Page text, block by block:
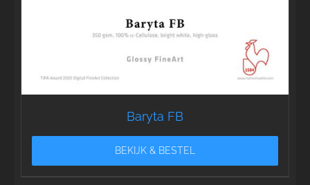
Baryta FB
BEKIJK & BESTEL